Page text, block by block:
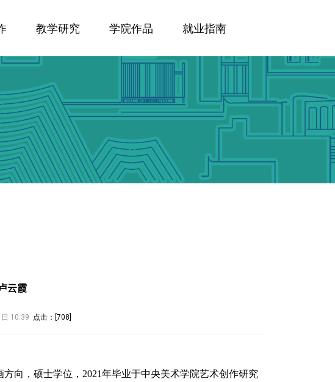
教学研究 学院作品 就业指南
云霞
10:39 点击：[ 708
向，硕士学位，2021年毕业于中央美术学院艺术创作研究